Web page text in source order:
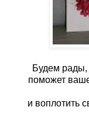
Будем рады,
поможет
и воплотить